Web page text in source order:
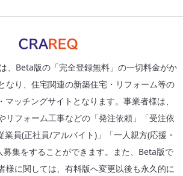
、Beta版の「完全登録無料」の一切料金がか
なり、住宅関連の新築住宅・リフォーム等の
マッチングサイトとなります。事業者様は、
リフォーム工事などの「発注依頼」「受注依
業員(正社員/アルバイト)」「一人親方(応援・
募集をすることができます。また、Beta版で
様に関しては、有料版へ変更以後も永久的に